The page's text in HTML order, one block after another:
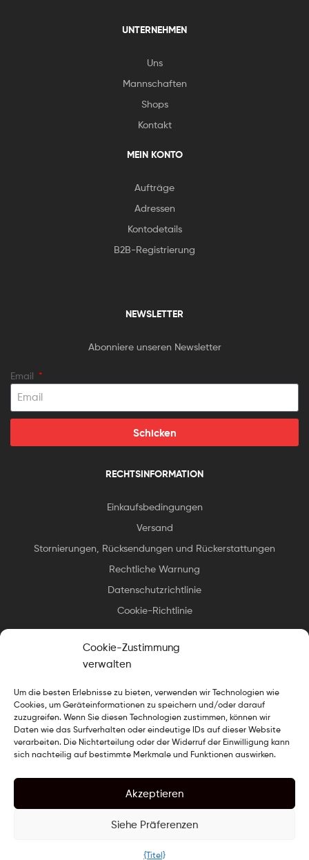
Cookie-Zustimmung
verwalten
Um die besten Erlebnisse zu bieten, verwenden wir Technologien wie
Cookies, um Geräteinformationen zu speichern und/oder darauf
zuzugreifen. Wenn Sie diesen Technologien zustimmen, können wir
Daten wie das Surfverhalten oder eindeutige IDs auf dieser Website
verarbeiten. Die Nichterteilung oder der Widerruf der Einwilligung kann
sich nachteilig auf bestimmte Merkmale und Funktionen auswirken.
Akzeptieren
Siehe Präferenzen
{Titel}
UNTERNEHMEN
Uns
Mannschaften
Shops
Kontakt
MEIN KONTO
Aufträge
Adressen
Kontodetails
B2B-Registrierung
NEWSLETTER
Abonniere unseren Newsletter
Email
Schicken
RECHTSINFORMATION
Einkaufsbedingungen
Versand
Stornierungen, Rücksendungen und Rückerstattungen
Rechtliche Warnung
Datenschutzrichtlinie
Cookie-Richtlinie
Urheberrecht © 2025 Essax.Alle Rechte vorbehalten. Design
gekocht vonDer Webkoch